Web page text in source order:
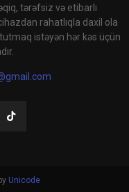
tərəfsiz və etibarlı
rahatlıqla daxil ola
istəyən hər kəs üçün
Unicode